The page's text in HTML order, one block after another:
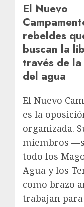
El Nuevo
rebeldes
buscan la
través de la
del agua
El Nuevo
es la
organizada.
miembros
todo los
Agua y los
como brazo
trabajan para